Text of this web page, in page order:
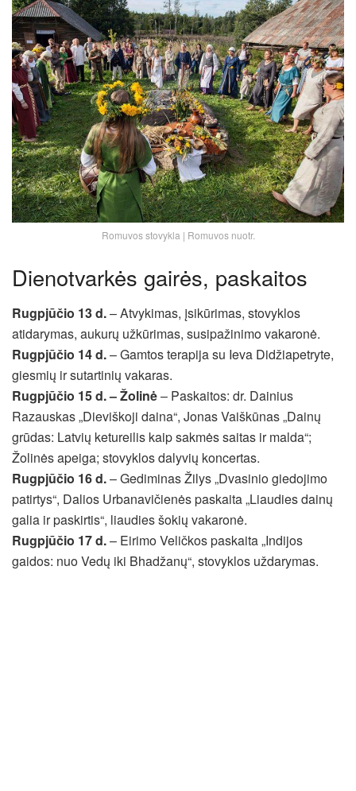
Romuvos stovykla | Romuvos nuotr.
Dienotvarkės gairės, paskaitos
Rugpjūčio 13 d.– Atvykimas, įsikūrimas, stovyklos
atidarymas, aukurų užkūrimas, susipažinimo vakaronė.
Rugpjūčio 14 d.– Gamtos terapija su Ieva Didžiapetryte,
giesmių ir sutartinių vakaras.
Rugpjūčio 15 d. – Žolinė– Paskaitos: dr. Dainius
Razauskas „Dieviškoji daina“, Jonas Vaiškūnas „Dainų
grūdas: Latvių ketureilis kaip sakmės saitas ir malda“;
Žolinės apeiga; stovyklos dalyvių koncertas.
Rugpjūčio 16 d.– Gediminas Žilys „Dvasinio giedojimo
patirtys“, Dalios Urbanavičienės paskaita „Liaudies dainų
galia ir paskirtis“, liaudies šokių vakaronė.
Rugpjūčio 17 d.– Eirimo Veličkos paskaita „Indijos
gaidos: nuo Vedų iki Bhadžanų“, stovyklos uždarymas.